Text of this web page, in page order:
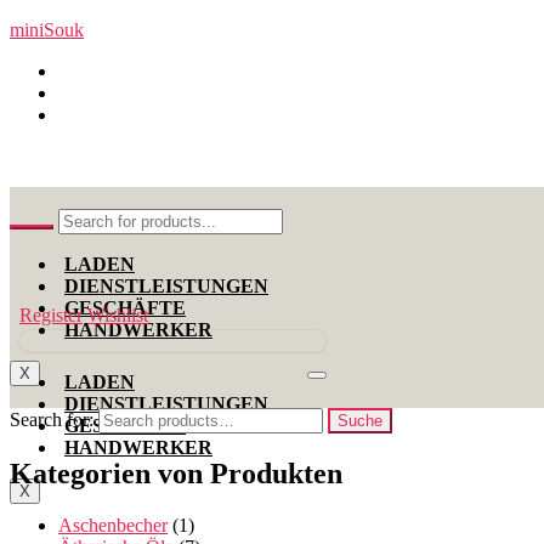
miniSouk
LADEN
DIENSTLEISTUNGEN
GESCHÄFTE
HANDWERKER
X
Register Wishlist
LADEN
DIENSTLEISTUNGEN
GESCHÄFTE
HANDWERKER
X
Search for: Suche
Kategorien von Produkten
Aschenbecher (1)